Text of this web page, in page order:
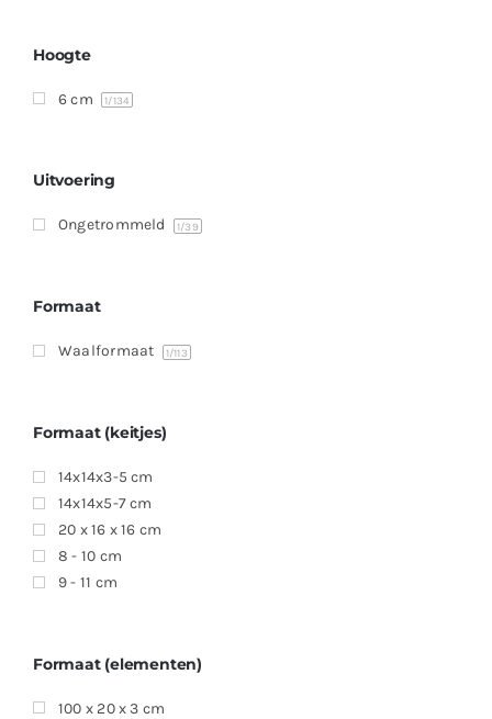
Contact
Offerte aanvragen
Hoogte
6 cm 1/134
Uitvoering
Ongetrommeld 1/39
Formaat
Waalformaat 1/113
Formaat (keitjes)
14x14x3-5 cm
14x14x5-7 cm
20 x 16 x 16 cm
8 - 10 cm
9 - 11 cm
Formaat (elementen)
100 x 20 x 3 cm